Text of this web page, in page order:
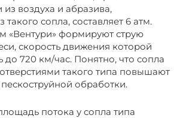
воздуха и абразива,
сопла, составляет 6 атм.
«Вентури» формируют струю
скорость движения которой
до 720 км/час. Понятно, что сопла
такого типа повышают
обработки.
потока у сопла типа